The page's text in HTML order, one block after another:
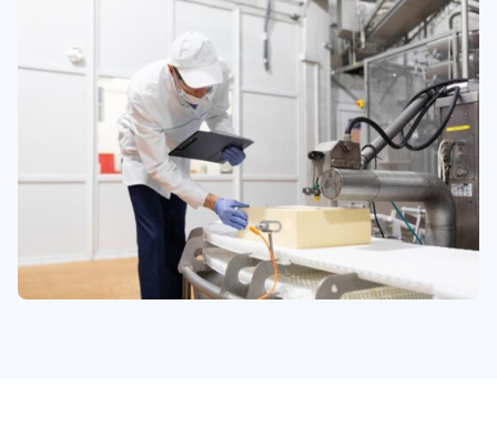
Inzetbaarheid van het personeel
Audit trails
Insights
Skill gap-analyse
Effectiviteit van trainingen
Bekijk
nu
Lenzing
Ashland
Verpakking
Vista
Neem contact op